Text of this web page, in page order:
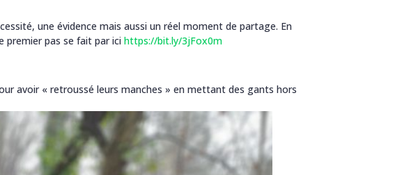
une évidence mais aussi un réel moment de partage. En
premier pas se fait par icihttps://bit.ly/3jFox0m
avoir « retroussé leurs manches » en mettant des gants hors